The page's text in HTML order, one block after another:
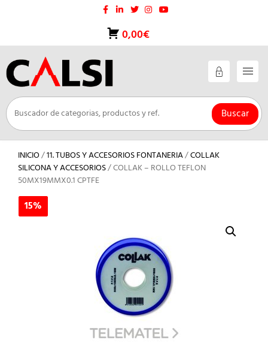
0,00€
Buscar
INICIO/11. TUBOS Y ACCESORIOS FONTANERIA/COLLAK
SILICONA Y ACCESORIOS/ COLLAK – ROLLO TEFLON
50MX19MMX0.1 CPTFE
15%
15%